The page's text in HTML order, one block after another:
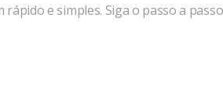
e simples. Siga o passo a